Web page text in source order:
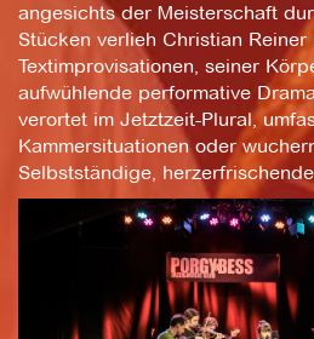
angesichts der Meisterschaft
Stücken verlieh Christian
Textimprovisationen, seiner
aufwühlende performative
verortet im Jetztzeit-Plural,
Kammersituationen oder
Selbstständige,